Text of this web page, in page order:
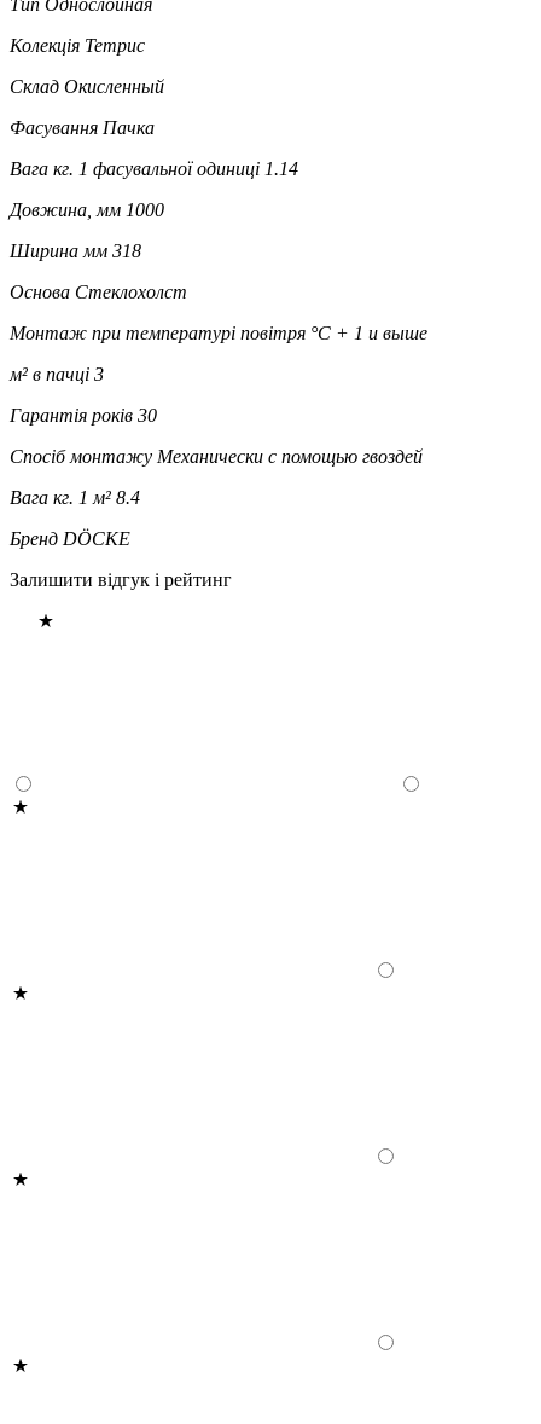
Колекція Тетрис
Склад Окисленный
Фасування Пачка
Вага кг. 1 фасувальної одиниці 1.14
Довжина, мм 1000
Ширина мм 318
Основа Стеклохолст
Монтаж при температурі повітря °C + 1 и выше
м² в пачці 3
Гарантія років 30
Спосіб монтажу Механически с помощью гвоздей
Вага кг. 1 м² 8.4
Бренд DÖCKE
Залишити відгук і рейтинг